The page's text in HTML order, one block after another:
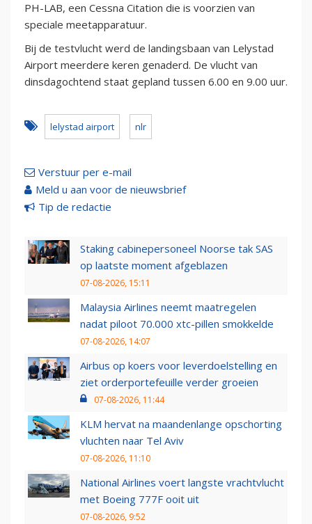
PH-LAB, een Cessna Citation die is voorzien van
speciale meetapparatuur.
Bij de testvlucht werd de landingsbaan van Lelystad
Airport meerdere keren genaderd. De vlucht van
dinsdagochtend staat gepland tussen 6.00 en 9.00 uur.
lelystad airport nlr
Verstuur per e-mail
Meld u aan voor de nieuwsbrief
Tip de redactie
Staking cabinepersoneel Noorse tak SAS
op laatste moment afgeblazen
07-08-2026, 15:11
Malaysia Airlines neemt maatregelen
nadat piloot 70.000 xtc-pillen smokkelde
07-08-2026, 14:07
Airbus op koers voor leverdoelstelling en
ziet orderportefeuille verder groeien
07-08-2026, 11:44
KLM hervat na maandenlange opschorting
vluchten naar Tel Aviv
07-08-2026, 11:10
National Airlines voert langste vrachtvlucht
met Boeing 777F ooit uit
07-08-2026, 9:52